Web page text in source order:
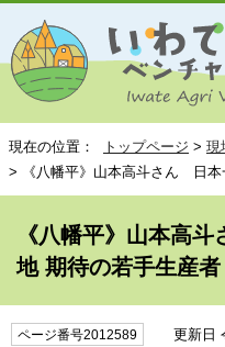
現在の位置： トップページ > 現
> 《八幡平》山本高斗さん 日本
《八幡平》山本高
地 期待の若手生産者
ページ番号2012589 更新日